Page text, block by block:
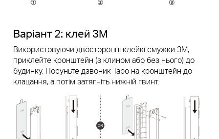
Варіант 2: клей 3М
Використовуючи двосторонні клейкі смужки 3М,
приклейте кронштейн (з клином або без нього) до
будинку. Посуньте дзвоник Tapo на кронштейн до
клацання, а потім затягніть нижній гвинт.